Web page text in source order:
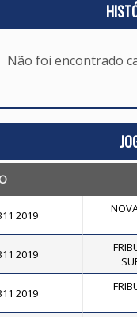
Não foi encontrado
2019
2019
2019